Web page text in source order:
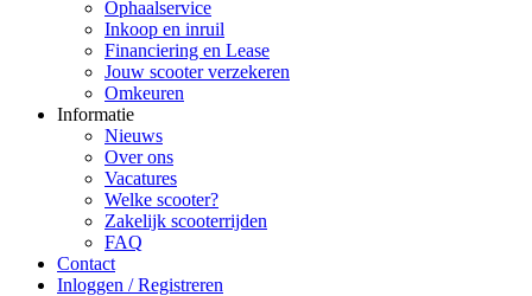
Ophaalservice
Inkoop en inruil
Financiering en Lease
Jouw scooter verzekeren
Omkeuren
Informatie
Nieuws
Over ons
Vacatures
Welke scooter?
Zakelijk scooterrijden
FAQ
Contact
Inloggen / Registreren